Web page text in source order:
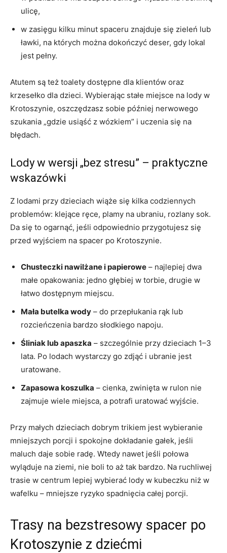
ulicę,
w zasięgu kilku minut spaceru znajduje się zieleń lub
ławki, na których można dokończyć deser, gdy lokal
jest pełny.
Atutem są też toalety dostępne dla klientów oraz
krzesełko dla dzieci. Wybierając stałe miejsce na lody w
Krotoszynie, oszczędzasz sobie później nerwowego
szukania „gdzie usiąść z wózkiem” i uczenia się na
błędach.
Lody w wersji „bez stresu” – praktyczne
wskazówki
Z lodami przy dzieciach wiąże się kilka codziennych
problemów: klejące ręce, plamy na ubraniu, rozlany sok.
Da się to ogarnąć, jeśli odpowiednio przygotujesz się
przed wyjściem na spacer po Krotoszynie.
Chusteczki nawilżane i papierowe – najlepiej dwa
małe opakowania: jedno głębiej w torbie, drugie w
łatwo dostępnym miejscu.
Mała butelka wody – do przepłukania rąk lub
rozcieńczenia bardzo słodkiego napoju.
Śliniak lub apaszka – szczególnie przy dzieciach 1–3
lata. Po lodach wystarczy go zdjąć i ubranie jest
uratowane.
Zapasowa koszulka – cienka, zwinięta w rulon nie
zajmuje wiele miejsca, a potrafi uratować wyjście.
Przy małych dzieciach dobrym trikiem jest wybieranie
mniejszych porcji i spokojne dokładanie gałek, jeśli
maluch daje sobie radę. Wtedy nawet jeśli połowa
wyląduje na ziemi, nie boli to aż tak bardzo. Na ruchliwej
trasie w centrum lepiej wybierać lody w kubeczku niż w
wafelku – mniejsze ryzyko spadnięcia całej porcji.
Trasy na bezstresowy spacer po
Krotoszynie z dziećmi